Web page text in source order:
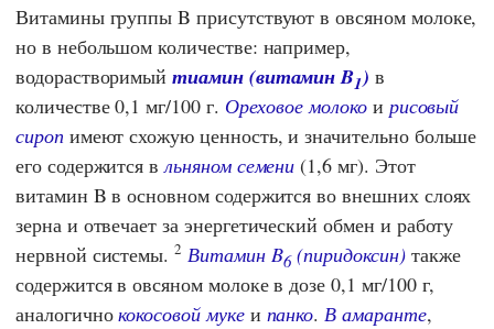
Витамины группы B присутствуют в овсяном молоке,
но в небольшом количестве: например,
водорастворимыйтиамин (витамин B1) в
количестве 0,1 мг/100 г. Ореховое молокои рисовый
сироп имеют схожую ценность, и значительно больше
его содержится вльняном семени (1,6 мг). Этот
витамин B в основном содержится во внешних слоях
зерна и отвечает за энергетический обмен и работу
нервной системы.2 Витамин B6(пиридоксин)также
содержится в овсяном молоке в дозе 0,1 мг/100 г,
аналогичнококосовой мукеи панко.В амаранте,